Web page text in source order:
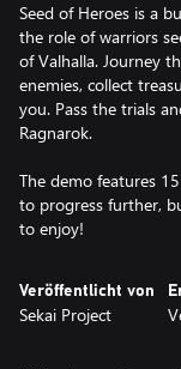
Seed of Heroes is a
the role of warriors
of Valhalla. Journey
enemies, collect
you. Pass the trials
Ragnarok.
The demo features
to progress further,
to enjoy!
Veröffentlicht von
Sekai Project